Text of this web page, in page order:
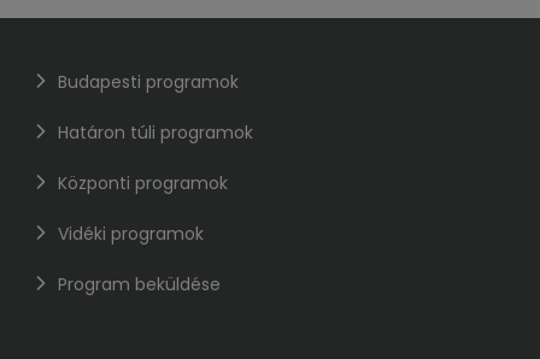
Budapesti programok
Határon túli programok
Központi programok
Vidéki programok
Program beküldése